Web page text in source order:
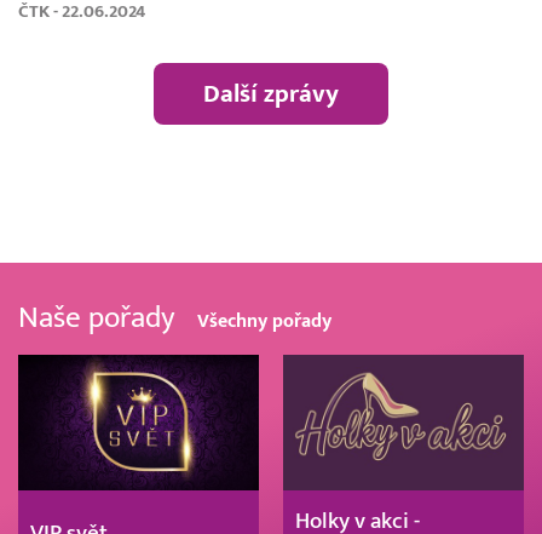
ČTK - 22.06.2024
Další zprávy
Naše pořady Všechny pořady
Holky v akci -